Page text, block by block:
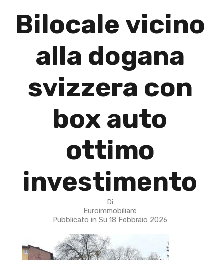
Bilocale vicino
alla dogana
svizzera con
box auto
ottimo
investimento
Di
Euroimmobiliare
Pubblicato in Su 18 Febbraio 2026